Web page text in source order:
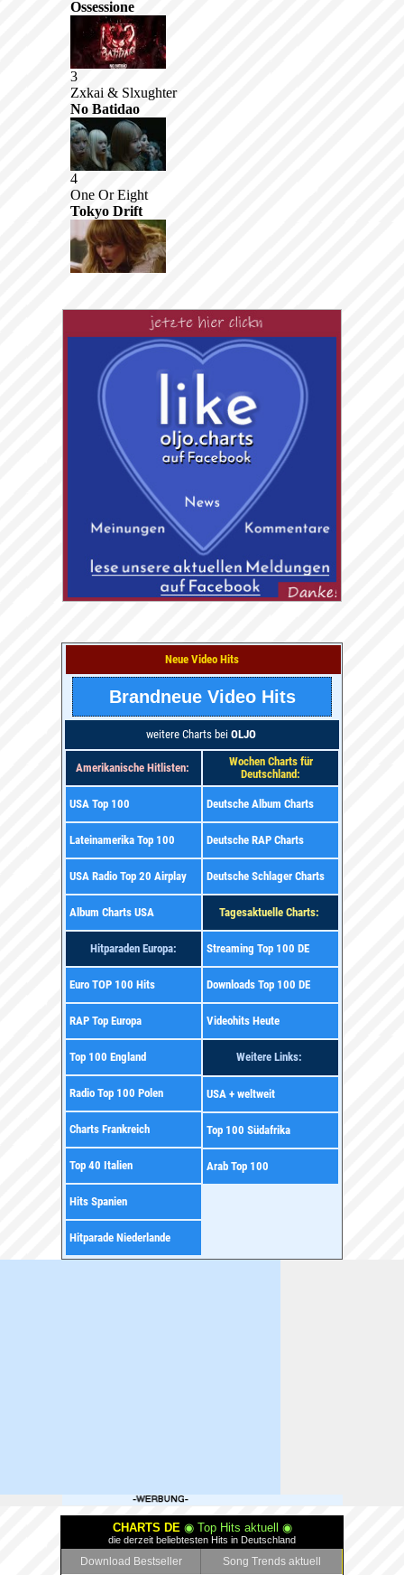
Neue Video Hits
Brandneue Video Hits
weitere Charts bei OLJO
Amerikanische Hitlisten:
USA Top 100
Lateinamerika Top 100
USA Radio Top 20 Airplay
Album Charts USA
Hitparaden Europa:
Euro TOP 100 Hits
RAP Top Europa
Top 100 England
Radio Top 100 Polen
Charts Frankreich
Top 40 Italien
Hits Spanien
Hitparade Niederlande
Wochen Charts für
Deutschland:
Deutsche Album Charts
Deutsche RAP Charts
Deutsche Schlager Charts
Tagesaktuelle Charts:
Streaming Top 100 DE
Downloads Top 100 DE
Videohits Heute
Weitere Links:
USA + weltweit
Top 100 Südafrika
Arab Top 100